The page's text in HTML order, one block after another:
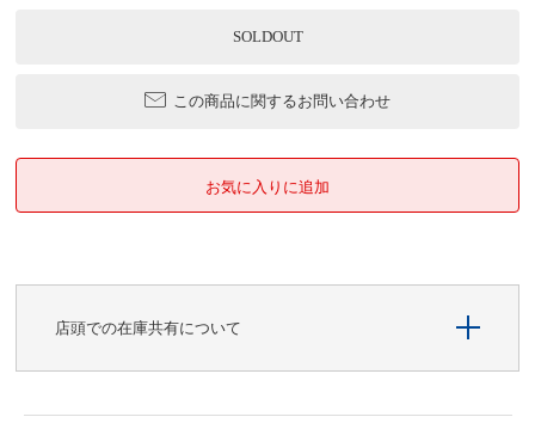
SOLDOUT
この商品に関するお問い合わせ
店頭での在庫共有について